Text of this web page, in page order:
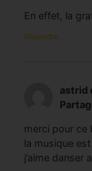
En effet, la
Répondre
astrid
merci pour ce
la musique
j’aime danser